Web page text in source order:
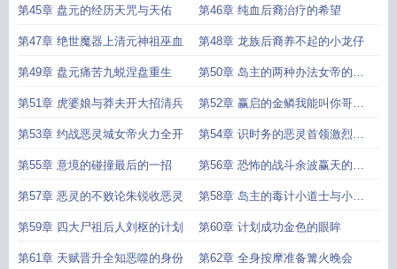
挑战
第45章 盘元的经历天咒与天佑 第46章 纯血后裔治疗的希望
第47章 绝世魔器上清元神祖巫血 第48章 龙族后裔养不起的小龙仔
第49章 盘元痛苦九蜕涅盘重生 第50章 岛主的两种办法女帝的追
逐
第51章 虎婆娘与莽夫开大招清兵 第52章 赢启的金鳞我能叫你哥哥
吗
第53章 约战恶灵城女帝火力全开 第54章 识时务的恶灵首领激烈的
战斗
第55章 意境的碰撞最后的一招 第56章 恐怖的战斗余波赢天的实
力
第57章 恶灵的不败论朱锐收恶灵 第58章 岛主的毒计小道士与小和
尚
第59章 四大尸祖后人刘枢的计划 第60章 计划成功金色的眼眸
第61章 天赋晋升全知恶噬的身份 第62章 全身按摩准备篝火晚会